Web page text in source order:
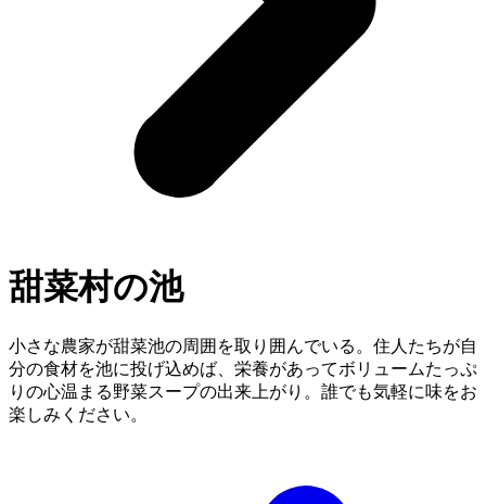
甜菜村の池
小さな農家が甜菜池の周囲を取り囲んでいる。住人たちが自
分の食材を池に投げ込めば、栄養があってボリュームたっぷ
りの心温まる野菜スープの出来上がり。誰でも気軽に味をお
楽しみください。